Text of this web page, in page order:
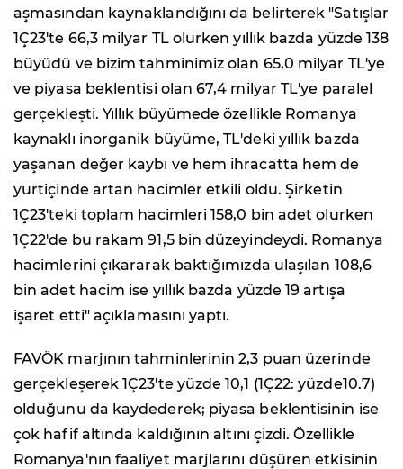
aşmasından kaynaklandığını da belirterek "Satışlar
1Ç23'te 66,3 milyar TL olurken yıllık bazda yüzde 138
büyüdü ve bizim tahminimiz olan 65,0 milyar TL'ye
ve piyasa beklentisi olan 67,4 milyar TL'ye paralel
gerçekleşti. Yıllık büyümede özellikle Romanya
kaynaklı inorganik büyüme, TL'deki yıllık bazda
yaşanan değer kaybı ve hem ihracatta hem de
yurtiçinde artan hacimler etkili oldu. Şirketin
1Ç23'teki toplam hacimleri 158,0 bin adet olurken
1Ç22'de bu rakam 91,5 bin düzeyindeydi. Romanya
hacimlerini çıkararak baktığımızda ulaşılan 108,6
bin adet hacim ise yıllık bazda yüzde 19 artışa
işaret etti" açıklamasını yaptı.
FAVÖK marjının tahminlerinin 2,3 puan üzerinde
gerçekleşerek 1Ç23'te yüzde 10,1 (1Ç22: yüzde10.7)
olduğunu da kaydederek; piyasa beklentisinin ise
çok hafif altında kaldığının altını çizdi. Özellikle
Romanya'nın faaliyet marjlarını düşüren etkisinin